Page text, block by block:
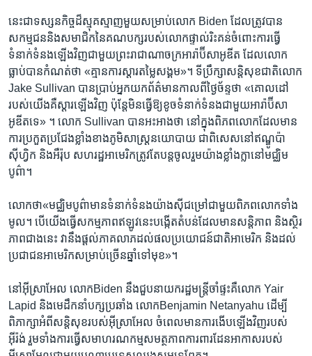
នេះ​ជា​ទស្សនកិច្ច​ដ៏​ស្មុគស្មាញ​មួយ​សម្រាប់​លោក ​Biden ​ដែល​ត្រូវ​បាន​
សកម្ម​ជន​និង​សមាជិក​នៃ​គណបក្ស​របស់​លោក​ផ្ទាល់រិះគន់​ចំពោះ​ការ​ធ្វើ​
ទំនាក់​ទំនង​ឡើង​វិញ​ជាមួយ​ព្រះ​រាជាណាចក្រ​អារ៉ាប៊ី​សាអូឌីត​ ដែល​លោក​
ធ្លាប់​បាន​កំណត់​ថា ​«គ្មាន​ការស្តារ​តម្លៃ​សង្គម»។ ​ទីប្រឹក្សា​សន្តិសុខ​ជាតិ​លោក
​Jake Sullivan ​បាន​ប្រាប់​អ្នក​យក​ព័ត៌មាន​កាលពី​ថ្ងៃ​ច័ន្ទ​ថា ​«គោល​ដៅ​
របស់​យើង​គឺ​ស្តារ​ឡើង​វិញ​ ប៉ុន្តែ​មិន​ធ្វើ​ឱ្យ​ខូច​ទំនាក់​ទំនង​ជាមួយ​អារ៉ាប៊ី​សា
អូឌីត​ទេ» ។ ​លោក​ Sullivan ​បាន​អះអាង​ថា ​នៅ​ក្នុង​ពិភព​លោក​ដែល​មាន​
ការ​ប្រកួត​ប្រជែង​ខ្លាំង​ខាង​ភូមិសាស្ត្រ​នយោបាយ ​ជាពិសេស​នៅ​ឥណ្ឌូប៉ា
ស៊ីហ្វិក ​និង​អឺរ៉ុប​ សហ​រដ្ឋ​អាមេរិក​ត្រូវតែ​បន្ត​ចូល​រួម​យ៉ាង​ខ្លាំង​ក្លា​នៅ​មជ្ឈិម
បូព៌ា។​
លោក​ថា​«មជ្ឈិមបូព៌ា​មាន​ទំនាក់​ទំនង​យ៉ាង​ស៊ី​ជម្រៅ​ជាមួយ​ពិភពលោក​ទាំង​
មូល។​ ​បើ​យើង​ធ្វើ​សកម្មភាព​ឥឡូវ​នេះ​បង្កើត​តំបន់​ដែល​មាន​សន្តិភាព ​និង​ស្ថិរ
ភាព​ជាង​នេះ​ វា​នឹង​ផ្តល់​ភាគ​លាភ​ដល់​ផល​ប្រយោជន៍​ជាតិ​អាមេរិក​ និង​ដល់​
ប្រជាជន​អាមេរិក​សម្រាប់​ច្រើន​ឆ្នាំ​ទៅ​មុខ»។​
នៅ​អ៊ីស្រាអែល ​លោក​Biden​ នឹង​ជួប​នាយក​រដ្ឋមន្ត្រី​ចាំផ្ទះ​គឺ​លោក ​Yair
Lapid ​និង​មេ​ដឹកនាំ​បក្ស​ប្រឆាំង​ លោក​Benjamin Netanyahu ​ដើម្បី​
ពិភាក្សា​អំពី​សន្តិសុខ​របស់​អ៊ីស្រាអែល​ ចំពេល​មាន​ការ​ងើប​ឡើង​វិញ​របស់​
អ៊ីរ៉ង់​ រួមទាំង​ការ​ធ្វើ​សមាហរណ​កម្ម​សមត្ថភាព​ការពារ​ដែន​អាកាស​របស់​